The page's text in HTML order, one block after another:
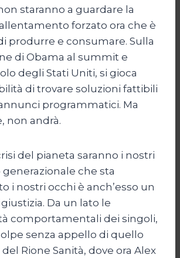
staranno a guardare la
forzato ora che è
produrre e consumare. Sulla
di Obama al summit e
degli Stati Uniti, si gioca
di trovare soluzioni fattibili
programmatici. Ma
non andrà.
del pianeta saranno i nostri
che sta
i nostri occhi è anch’esso un
Da un lato le
comportamentali dei singoli,
senza appello di quello
Rione Sanità, dove ora Alex